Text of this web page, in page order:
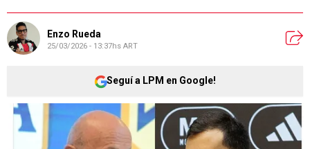
Enzo Rueda
25/03/2026 - 13:37hs ART
Seguí a LPM en Google!